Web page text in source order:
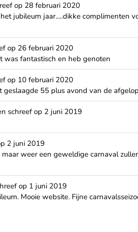
op 28 februari 2020
jubileum jaar.....dikke complimenten
op 26 februari 2020
fantastisch en heb genoten
op 10 februari 2020
55 plus avond van de
schreef op 2 juni 2019
2 juni 2019
weer een geweldige carnaval
op 1 juni 2019
Mooie website. Fijne